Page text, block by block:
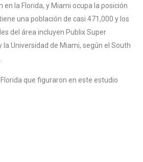
en la Florida, y Miami ocupa la posición
una población de casi 471,000 y los
del área incluyen Publix Super
la Universidad de Miami, según el South
Florida que figuraron en este estudio